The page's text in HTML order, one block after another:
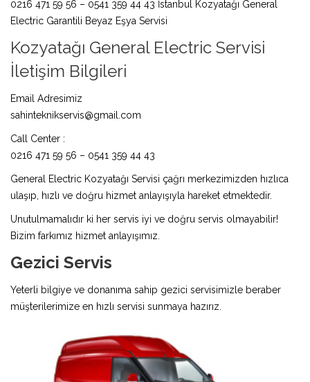
0216 471 59 56 – 0541 359 44 43 İstanbul Kozyatağı General
Electric Garantili Beyaz Eşya Servisi
Kozyatağı General Electric Servisi
İletişim Bilgileri
Email Adresimiz
sahinteknikservis@gmail.com
Call Center :
0216 471 59 56 – 0541 359 44 43
General Electric Kozyatağı Servisi çağrı merkezimizden hızlıca
ulaşıp, hızlı ve doğru hizmet anlayışıyla hareket etmektedir.
Unutulmamalıdır ki her servis iyi ve doğru servis olmayabilir!
Bizim farkımız hizmet anlayışımız.
Gezici Servis
Yeterli bilgiye ve donanıma sahip gezici servisimizle beraber
müşterilerimize en hızlı servisi sunmaya hazırız.